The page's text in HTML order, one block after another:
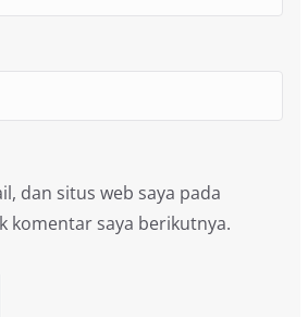
dan situs web saya pada
komentar saya berikutnya.